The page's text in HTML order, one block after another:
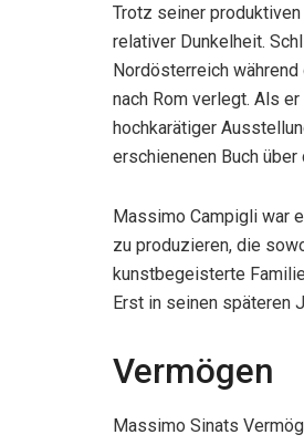
Trotz seiner
relativer Dunkelheit.
Nordösterreich
nach Rom verlegt. Als
hochkarätiger
erschienenen Buch
Massimo Campigli war
zu produzieren, die
kunstbegeisterte
Erst in seinen späteren
Vermögen
Massimo Sinats